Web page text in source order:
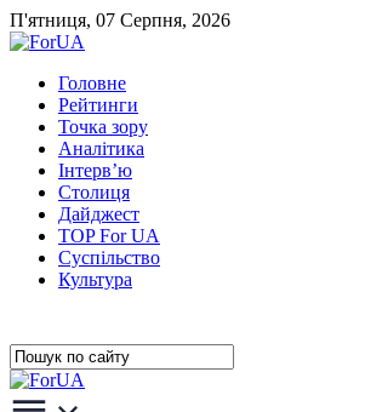
П'ятниця, 07 Серпня, 2026
Головне
Рейтинги
Точка зору
Аналітика
Інтерв’ю
Столиця
Дайджест
TOP For UA
Суспiльство
Культура